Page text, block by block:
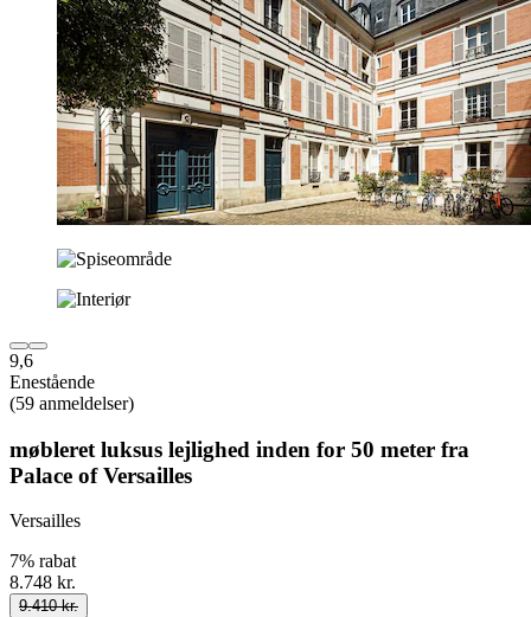
9,6
Enestående
(59 anmeldelser)
møbleret luksus lejlighed inden for 50 meter fra
Palace of Versailles
Versailles
7% rabat
8.748 kr.
9.410 kr.